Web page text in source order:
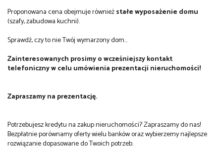
Proponowana cena obejmuje równieżstałewyposażenie domu
(szafy, zabudowa kuchni).
Sprawdź, czy to nie Twój wymarzony dom...
Zainteresowanych prosimy o wcześniejszy kontakt
telefoniczny w celu umówienia prezentacji nieruchomości!
Zapraszamy na prezentację.
Potrzebujesz kredytu na zakup nieruchomości? Zapraszamy do nas!
Bezpłatnie porównamy oferty wielu banków oraz wybierzemy najlepsze
rozwiązanie dopasowane do Twoich potrzeb.